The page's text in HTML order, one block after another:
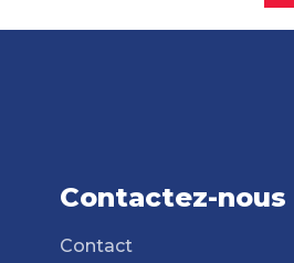
Contactez-nous
Contact